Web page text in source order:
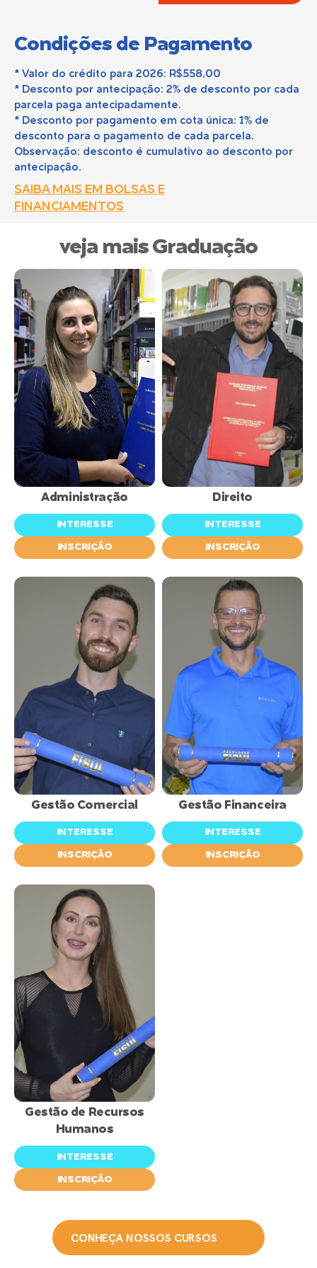
Condições de Pagamento
* Valor do crédito para 2026: R$558,00
* Desconto por antecipação: 2% de desconto por cada
parcela paga antecipadamente.
* Desconto por pagamento em cota única: 1% de
desconto para o pagamento de cada parcela.
Observação: desconto é cumulativo ao desconto por
antecipação.
SAIBA MAIS EM BOLSAS E
FINANCIAMENTOS
veja mais Graduação
inscrições
abertas
Administração
INTERESSE
INSCRIÇÃO
inscrições
Direito
INTERESSE
INSCRIÇÃO
inscrições
abertas
Gestão Comercial
INTERESSE
INSCRIÇÃO
inscrições
abertas
Gestão Financeira
INTERESSE
INSCRIÇÃO
inscrições
abertas
Gestão de Recursos
Humanos
INTERESSE
INSCRIÇÃO
CONHEÇA NOSSOS CURSOS